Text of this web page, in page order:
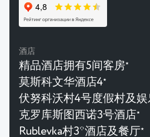
酒店
精品酒店拥有5间客房★
莫斯科文华酒店4★
伏努科沃村4号度假村及
克罗库斯图西诺3号酒店 ★
Rublevka村3*酒店及餐厅★